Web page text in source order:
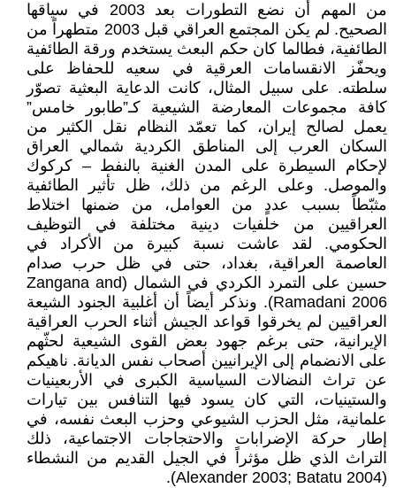
من المهم أن نضع التطورات بعد 2003 في سياقها
الصحيح. لم يكن المجتمع العراقي قبل 2003 متطهراً من
الطائفية، فطالما كان حكم البعث يستخدم ورقة الطائفية
ويحفّز الانقسامات العرقية في سعيه للحفاظ على
سلطته. على سبيل المثال، كانت الدعاية البعثية تصوّر
كافة مجموعات المعارضة الشيعية كـ”طابور خامس”
يعمل لصالح إيران، كما تعمّد النظام نقل الكثير من
السكان العرب إلى المناطق الكردية شمالي العراق
لإحكام السيطرة على المدن الغنية بالنفط – كركوك
والموصل. وعلى الرغم من ذلك، ظل تأثير الطائفية
مثبّطاً بسبب عددٍ من العوامل، من ضمنها اختلاط
العراقيين من خلفيات دينية مختلفة في التوظيف
الحكومي. لقد عاشت نسبة كبيرة من الأكراد في
العاصمة العراقية، بغداد، حتى في ظل حرب صدام
حسين على التمرد الكردي في الشمال (Zangana and
Ramadani 2006). ونذكر أيضاً أن أغلبية الجنود الشيعة
العراقيين لم يخرقوا قواعد الجيش أثناء الحرب العراقية
الإيرانية، حتى برغم جهود بعض القوى الشيعية لحثّهم
على الانضمام إلى الإيرانيين أصحاب نفس الديانة. ناهيكم
عن تراث النضالات السياسية الكبرى في الأربعينيات
والستينيات، التي كان يسود فيها التنافس بين تيارات
علمانية، مثل الحزب الشيوعي وحزب البعث نفسه، في
إطار حركة الإضرابات والاحتجاجات الاجتماعية، ذلك
التراث الذي ظل مؤثراً في الجيل القديم من النشطاء
(Alexander 2003; Batatu 2004).